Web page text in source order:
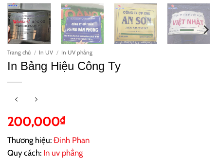
Trang chủ / In UV / In UV phẳng
In Bảng Hiệu Công Ty
200,000₫
Thương hiệu: Đinh Phan
Quy cách: In uv phẳng